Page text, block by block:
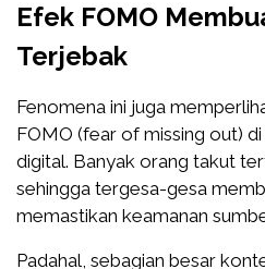
Efek FOMO
Terjebak
Fenomena ini juga
FOMO (fear of missing out)
digital. Banyak orang takut
sehingga tergesa-gesa
memastikan keamanan
Padahal, sebagian besar